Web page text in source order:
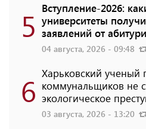
5 Вступление-2026:
университеты
заявлений от
04 августа, 2026 - 09:48
6 Харьковский ученый
коммунальщиков не
экологическое
03 августа, 2026 - 13:20